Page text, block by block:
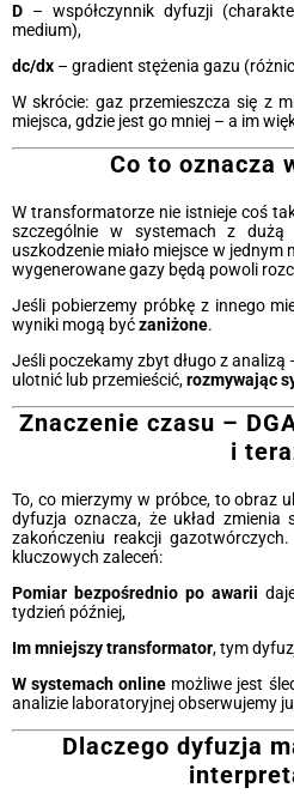
D – współczynnik dyfuzji
medium),
dc/dx – gradient stężenia gazu
W skrócie: gaz przemieszcza się z
miejsca, gdzie jest go mniej – a im
Co to oznacza
W transformatorze nie istnieje coś
szczególnie w systemach z
uszkodzenie miało miejsce w
wygenerowane gazy będą powoli
Jeśli pobierzemy próbkę z innego
wyniki mogą byćzaniżone.
Jeśli poczekamy zbyt długo z
ulotnić lub przemieścić,rozmywając
Znaczenie czasu –
i
To, co mierzymy w próbce, to obraz
dyfuzja oznacza, że układ
zakończeniu reakcji
kluczowych zaleceń:
Pomiar bezpośrednio po awarii
tydzień później,
Im mniejszy transformator, tym
W systemach online możliwe jest
analizie laboratoryjnej obserwujemy
Dlaczego dyfuzja